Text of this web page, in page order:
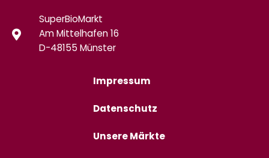
SuperBioMarkt
Am Mittelhafen 16
D-48155 Münster
Impressum
Datenschutz
Unsere Märkte